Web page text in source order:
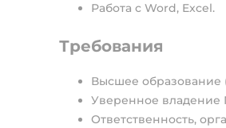
Работа с Word, Excel.
Требования
Высшее образование
Уверенное владение
Ответственность,